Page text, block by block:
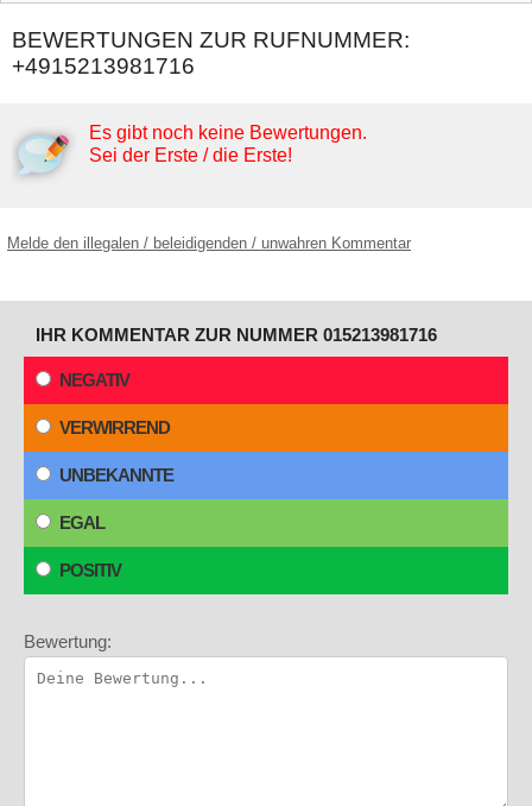
BEWERTUNGEN ZUR RUFNUMMER:
+4915213981716
Es gibt noch keine Bewertungen.
Sei der Erste / die Erste!
Melde den illegalen / beleidigenden / unwahren Kommentar
IHR KOMMENTAR ZUR NUMMER 015213981716
NEGATIV
VERWIRREND
UNBEKANNTE
EGAL
POSITIV
Bewertung: